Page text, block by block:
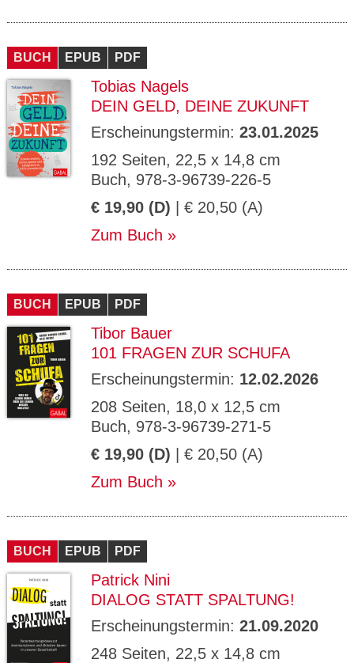
BUCH EPUB PDF
Tobias Nagels
DEIN GELD, DEINE ZUKUNFT
Erscheinungstermin: 23.01.2025
192 Seiten, 22,5 x 14,8 cm
Buch, 978-3-96739-226-5
€ 19,90 (D) | € 20,50 (A)
Zum Buch
BUCH EPUB PDF
Tibor Bauer
101 FRAGEN ZUR SCHUFA
Erscheinungstermin: 12.02.2026
208 Seiten, 18,0 x 12,5 cm
Buch, 978-3-96739-271-5
€ 19,90 (D) | € 20,50 (A)
Zum Buch
BUCH EPUB PDF
Patrick Nini
DIALOG STATT SPALTUNG!
Erscheinungstermin: 21.09.2020
248 Seiten, 22,5 x 14,8 cm